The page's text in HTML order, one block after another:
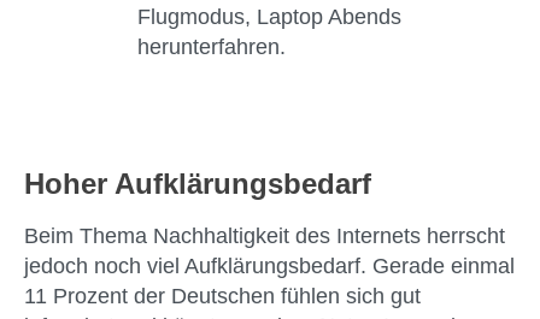
Flugmodus, Laptop Abends
herunterfahren.
Hoher Aufklärungsbedarf
Beim Thema Nachhaltigkeit des Internets herrscht
jedoch noch viel Aufklärungsbedarf. Gerade einmal
11 Prozent der Deutschen fühlen sich gut